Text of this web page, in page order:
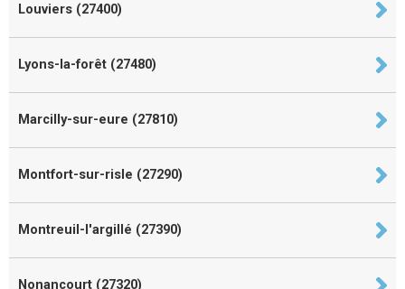
Louviers (27400)
Lyons-la-forêt (27480)
Marcilly-sur-eure (27810)
Montfort-sur-risle (27290)
Montreuil-l'argillé (27390)
Nonancourt (27320)